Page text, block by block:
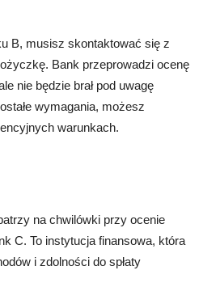
B, musisz skontaktować się z
Bank przeprowadzi ocenę
nie będzie brał pod uwagę
wymagania, możesz
warunkach.
na chwilówki przy ocenie
C. To instytucja finansowa, która
i zdolności do spłaty